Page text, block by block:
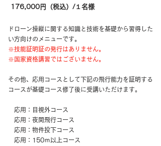
176,000円（税込）/１名様
​ ドローン操縦に関する知識と技術を基礎から習得した
い方向けのメニューです。
※技能証明証の発行はありません。
※国家資格講習ではございません。
​その他、応用コースとして下記の飛行能力を証明する
コースが基礎コース修了後に受講いただけます。
応用：目視外コース
応用：夜間飛行コース
応用：物件投下コース
応用：150ｍ以上コース